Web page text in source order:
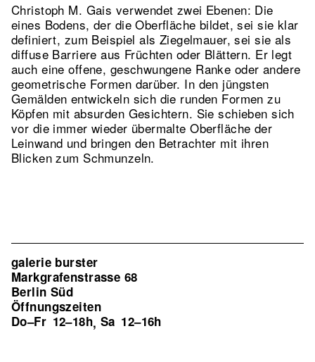
Christoph M. Gais verwendet zwei Ebenen: Die
eines Bodens, der die Oberfläche bildet, sei sie klar
definiert, zum Beispiel als Ziegelmauer, sei sie als
diffuse Barriere aus Früchten oder Blättern. Er legt
auch eine offene, geschwungene Ranke oder andere
geometrische Formen darüber. In den jüngsten
Gemälden entwickeln sich die runden Formen zu
Köpfen mit absurden Gesichtern. Sie schieben sich
vor die immer wieder übermalte Oberfläche der
Leinwand und bringen den Betrachter mit ihren
Blicken zum Schmunzeln.
galerie burster
Markgrafenstrasse 68
Berlin Süd
Öffnungszeiten
Do–Fr 12–18h, Sa 12–16h